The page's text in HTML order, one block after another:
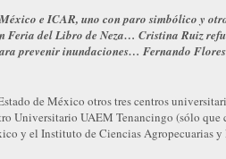
e ICAR, uno con paro simbólico y
Feria del Libro de Neza… Cristina Ruiz
prevenir inundaciones… Fernando
de México otros tres centros
Universitario UAEM Tenancingo (sólo
y el Instituto de Ciencias Agropecuarias y